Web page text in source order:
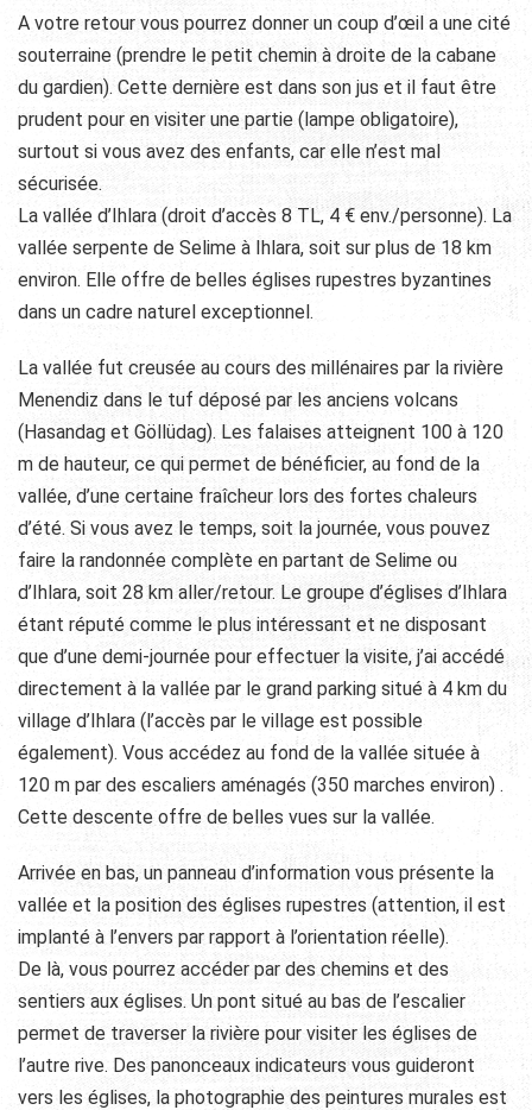
A votre retour vous pourrez donner un coup d’œil a une cité
souterraine (prendre le petit chemin à droite de la cabane
du gardien). Cette dernière est dans son jus et il faut être
prudent pour en visiter une partie (lampe obligatoire),
surtout si vous avez des enfants, car elle n’est mal
sécurisée.
La vallée d’Ihlara (droit d’accès 8 TL, 4 € env./personne). La
vallée serpente de Selime à Ihlara, soit sur plus de 18 km
environ. Elle offre de belles églises rupestres byzantines
dans un cadre naturel exceptionnel.
La vallée fut creusée au cours des millénaires par la rivière
Menendiz dans le tuf déposé par les anciens volcans
(Hasandag et Göllüdag). Les falaises atteignent 100 à 120
m de hauteur, ce qui permet de bénéficier, au fond de la
vallée, d’une certaine fraîcheur lors des fortes chaleurs
d’été. Si vous avez le temps, soit la journée, vous pouvez
faire la randonnée complète en partant de Selime ou
d’Ihlara, soit 28 km aller/retour. Le groupe d’églises d’Ihlara
étant réputé comme le plus intéressant et ne disposant
que d’une demi-journée pour effectuer la visite, j’ai accédé
directement à la vallée par le grand parking situé à 4 km du
village d’Ihlara (l’accès par le village est possible
également). Vous accédez au fond de la vallée située à
120 m par des escaliers aménagés (350 marches environ) .
Cette descente offre de belles vues sur la vallée.
Arrivée en bas, un panneau d’information vous présente la
vallée et la position des églises rupestres (attention, il est
implanté à l’envers par rapport à l’orientation réelle).
De là, vous pourrez accéder par des chemins et des
sentiers aux églises. Un pont situé au bas de l’escalier
permet de traverser la rivière pour visiter les églises de
l’autre rive. Des panonceaux indicateurs vous guideront
vers les églises, la photographie des peintures murales est